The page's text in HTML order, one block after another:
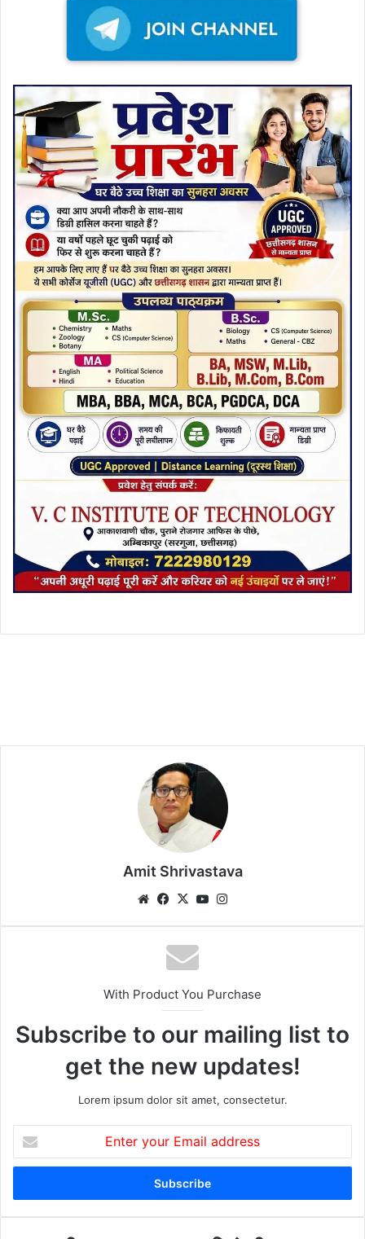
Amit Shrivastava
We Fa
ok
X
Yo
With Product You Purchase
Subscribe to our mailing list to
get the new updates!
Lorem ipsum dolor sit amet, consectetur.
t
r
y